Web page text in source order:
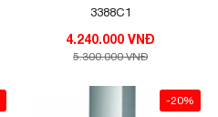
3388C1
4.240.000 VNĐ
5.300.000 VNĐ
-20%